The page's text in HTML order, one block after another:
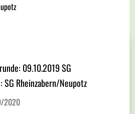
09.10.2019 SG
Rheinzabern/Neupotz
2020